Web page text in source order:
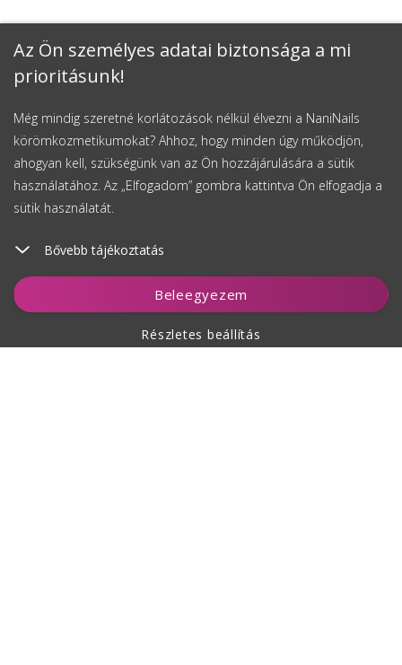
Az Ön személyes adatai biztonsága a mi
prioritásunk!
Még mindig szeretné korlátozások nélkül élvezni a NaniNails
körömkozmetikumokat? Ahhoz, hogy minden úgy működjön,
ahogyan kell, szükségünk van az Ön hozzájárulására a sütik
használatához. Az „Elfogadom” gombra kattintva Ön elfogadja a
sütik használatát.
Bővebb tájékoztatás
Beleegyezem
Részletes beállítás
Kosárhoz ad